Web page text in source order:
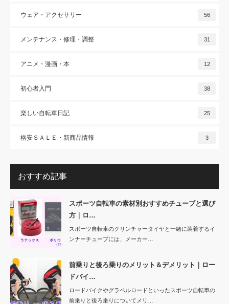
ウェア・アクセサリー 56
メンテナンス・修理・調整 31
アニメ・漫画・本 12
初心者入門 38
楽しい自転車日記 25
格安ＳＡＬＥ・新商品情報 3
おすすめ記事
スポーツ自転車の素材別おすすめチューブと選び
方｜ロ…
スポーツ自転車のクリンチャータイヤと一緒に装着するイ
ンナーチューブには、メーカー…
前乗りと後ろ乗りのメリット＆デメリット｜ロー
ドバイ…
ロードバイクやグラベルロードといったスポーツ自転車の
前乗りと後ろ乗りについてメリ…